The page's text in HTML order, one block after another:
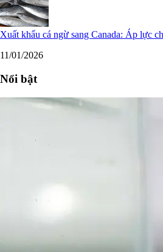
Xuất khẩu cá ngừ sang Canada: Áp lực
11/01/2026
Nổi bật